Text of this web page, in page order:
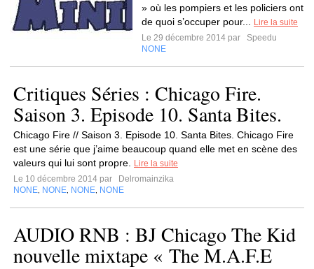
» où les pompiers et les policiers ont
de quoi s’occuper pour...
Lire la suite
Le 29 décembre 2014 par
Speedu
NONE
Critiques Séries : Chicago Fire.
Saison 3. Episode 10. Santa Bites.
Chicago Fire // Saison 3. Episode 10. Santa Bites. Chicago Fire
est une série que j’aime beaucoup quand elle met en scène des
valeurs qui lui sont propre.
Lire la suite
Le 10 décembre 2014 par
Delromainzika
NONE NONE NONE NONE
AUDIO RNB : BJ Chicago The Kid
nouvelle mixtape « The M.A.F.E